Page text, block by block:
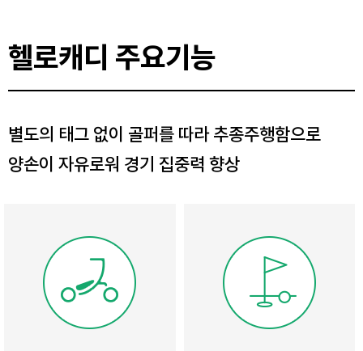
헬로캐디 주요기능
별도의 태그 없이 골퍼를 따라 추종주행함으로
양손이 자유로워 경기 집중력 향상